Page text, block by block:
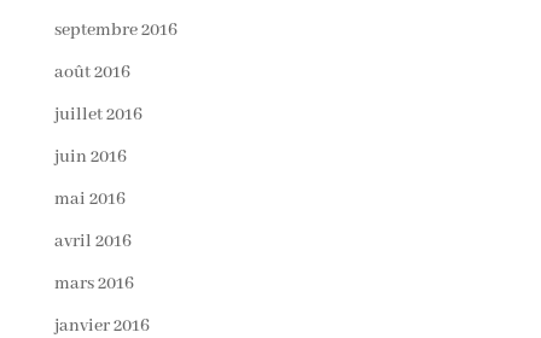
septembre 2016
août 2016
juillet 2016
juin 2016
mai 2016
avril 2016
mars 2016
janvier 2016